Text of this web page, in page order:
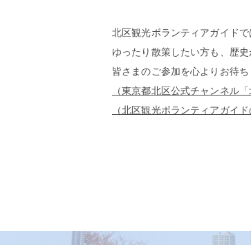
北区観光ボランティアガイド
ゆったり散策したい方も、歴
皆さまのご参加を心よりお待ち
（東京都北区公式チャンネル
（北区観光ボランティアガイド